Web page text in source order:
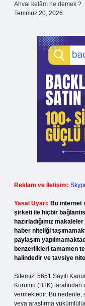
Ahval kelâm ne demek ?
Temmuz 20, 2026
Reklam ve İletişim:
Yasal Uyarı: Bu internet
şirketi ile hiçbir
hazırladığımız
haber niteliği
paylaşım
benzerlikleri tamamen
halindedir ve tavsiye
Sitemiz, 5651 Sayılı
Kurumu (BTK) tarafından
vermektedir. Bu nedenle,
veya araştırma